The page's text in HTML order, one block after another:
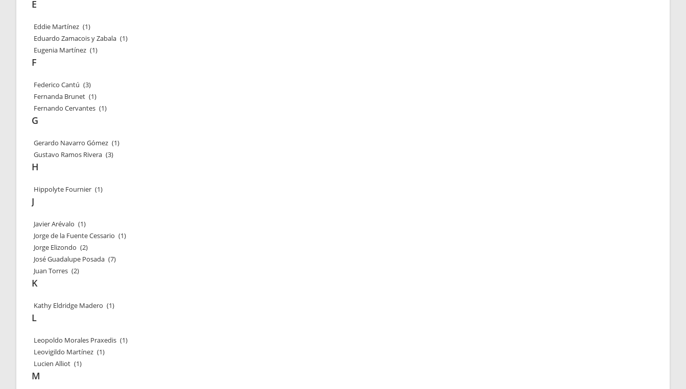
E
Eddie Martínez (1)
Eduardo Zamacois y Zabala (1)
Eugenia Martínez (1)
F
Federico Cantú (3)
Fernanda Brunet (1)
Fernando Cervantes (1)
G
Gerardo Navarro Gómez (1)
Gustavo Ramos Rivera (3)
H
Hippolyte Fournier (1)
J
Javier Arévalo (1)
Jorge de la Fuente Cessario (1)
Jorge Elizondo (2)
José Guadalupe Posada (7)
Juan Torres (2)
K
Kathy Eldridge Madero (1)
L
Leopoldo Morales Praxedis (1)
Leovigildo Martínez (1)
Lucien Alliot (1)
M